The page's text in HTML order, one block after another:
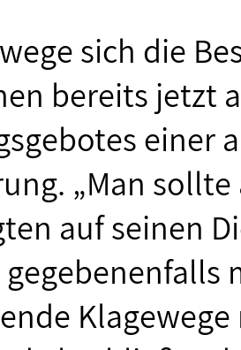
sich die
bereits jetzt
einer
„Man
auf seinen